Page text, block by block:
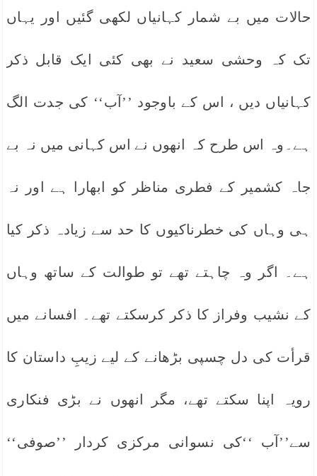
حالات میں بے شمار کہانیاں لکھی گئیں اور یہاں
تک کہ وحشی سعید نے بھی کئی ایک قابل ذکر
کہانیاں دیں ، اس کے باوجود ’’آب‘‘ کی جدت الگ
ہے۔وہ اس طرح کہ انھوں نے اس کہانی میں نہ بے
جاہ کشمیر کے فطری مناظر کو ابھارا ہے اور نہ
ہی وہاں کی خطرناکیوں کا حد سے زیادہ ذکر کیا
ہے۔ اگر وہ چاہتے تھے تو طوالت کے ساتھ وہاں
کے نشیب وفراز کا ذکر کرسکتے تھے۔ افسانے میں
قرأت کی دل چسپی بڑھانے کے لیے زیبِ داستان کا
رویہ اپنا سکتے تھے، مگر انھوں نے بڑی فنکاری
سے’’آب ‘‘کی نسوانی مرکزی کردار ’’صوفی‘‘